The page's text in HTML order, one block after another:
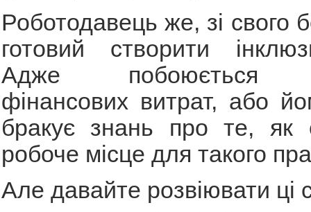
Роботодавець же, зі свого
готовий створити
Адже побоюється
фінансових витрат, або
бракує знань про те, як
робоче місце для такого
Але давайте розвіювати ці